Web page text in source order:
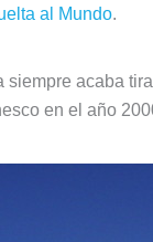
al Mundo.
acaba
en el año